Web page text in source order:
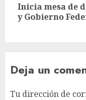
Inicia mesa de
y Gobierno
Deja un
Tu dirección de